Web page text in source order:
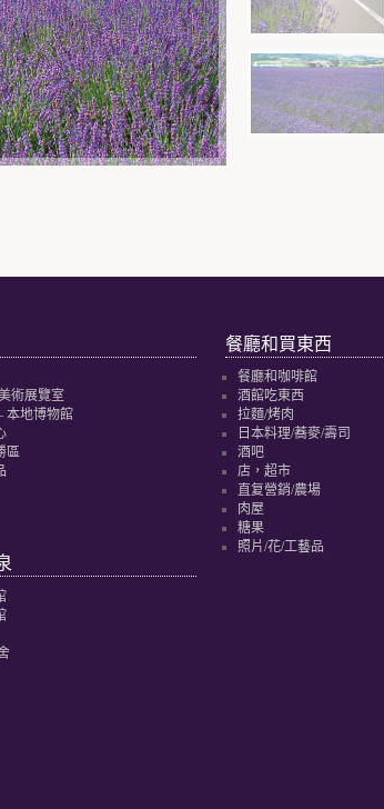
術展覽室
本地博物館
區
餐廳和買東西
餐廳和咖啡館
酒館吃東西
拉麵/烤肉
日本料理/蕎麥/壽司
酒吧
店，超市
直复營銷/農場
肉屋
糖果
照片/花/工藝品